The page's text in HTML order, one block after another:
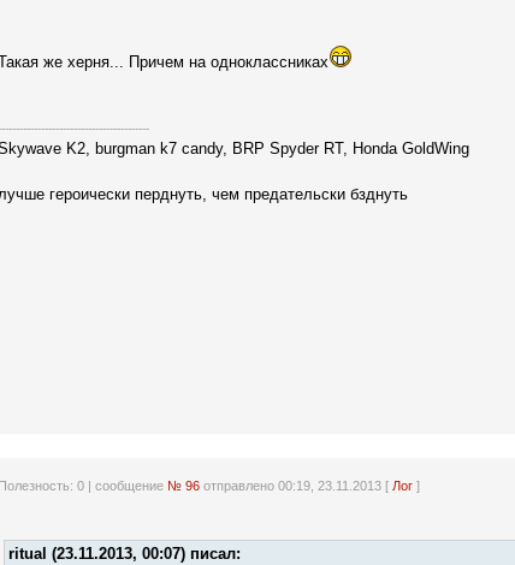
же херня... Причем на одноклассниках
K2, burgman k7 candy, BRP Spyder RT, Honda GoldWing
героически перднуть, чем предательски бзднуть
Полезность: 0| сообщение № 96отправлено 00:19, 23.11.2013 [ Лог]
ritual (23.11.2013, 00:07) писал: